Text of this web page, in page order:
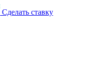
Сделать ставку